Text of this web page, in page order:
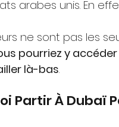
arabes unis. En
ne sont pas les
pourriez y
là-bas.
Partir À Dubaï